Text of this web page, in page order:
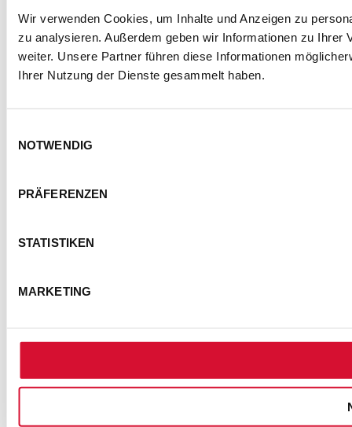
Wir verwenden Cookies, um Inhalte und Anzeigen zu
zu analysieren. Außerdem geben wir Informationen zu Ihrer
weiter. Unsere Partner führen diese Informationen
Ihrer Nutzung der Dienste gesammelt haben.
NOTWENDIG
PRÄFERENZEN
STATISTIKEN
MARKETING